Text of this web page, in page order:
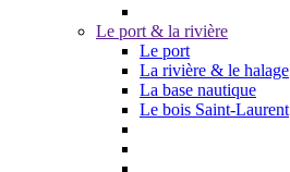
Le port & la rivière
Le port
La rivière & le halage
La base nautique
Le bois Saint-Laurent